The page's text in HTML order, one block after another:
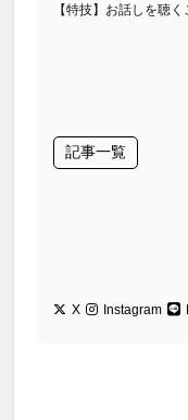
【特技】お話しを聴く
記事一覧
X Instagram